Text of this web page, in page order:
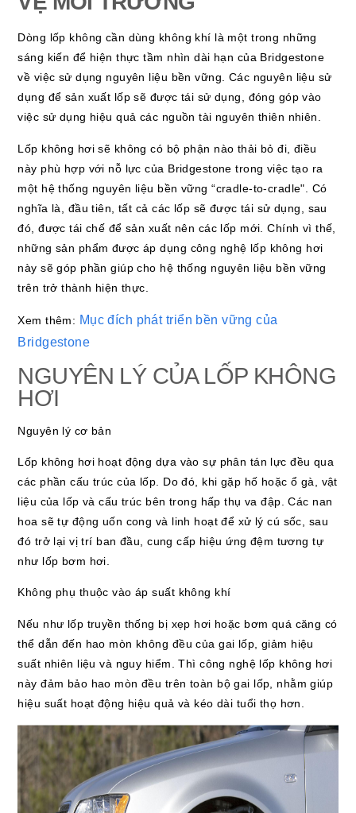
Dòng lốp không cần dùng không khí là một trong những
sáng kiến để hiện thực tầm nhìn dài hạn của Bridgestone
về việc sử dụng nguyên liệu bền vững. Các nguyên liệu sử
dụng để sản xuất lốp sẽ được tái sử dụng, đóng góp vào
việc sử dụng hiệu quả các nguồn tài nguyên thiên nhiên.
Lốp không hơi sẽ không có bộ phận nào thải bỏ đi, điều
này phù hợp với nỗ lực của Bridgestone trong việc tạo ra
một hệ thống nguyên liệu bền vững “cradle-to-cradle". Có
nghĩa là, đầu tiên, tất cả các lốp sẽ được tái sử dụng, sau
đó, được tái chế để sản xuất nên các lốp mới. Chính vì thế,
những sản phẩm được áp dụng công nghệ lốp không hơi
này sẽ góp phần giúp cho hệ thống nguyên liệu bền vững
trên trở thành hiện thực.
Xem thêm: Mục đích phát triển bền vững của
Bridgestone
NGUYÊN LÝ CỦA LỐP KHÔNG
HƠI
Nguyên lý cơ bản
Lốp không hơi hoạt động dựa vào sự phân tán lực đều qua
các phần cấu trúc của lốp. Do đó, khi gặp hố hoặc ổ gà, vật
liệu của lốp và cấu trúc bên trong hấp thụ va đập. Các nan
hoa sẽ tự động uốn cong và linh hoạt để xử lý cú sốc, sau
đó trở lại vị trí ban đầu, cung cấp hiệu ứng đệm tương tự
như lốp bơm hơi.
Không phụ thuộc vào áp suất không khí
Nếu như lốp truyền thống bị xẹp hơi hoặc bơm quá căng có
thể dẫn đến hao mòn không đều của gai lốp, giảm hiệu
suất nhiên liệu và nguy hiểm. Thì công nghệ lốp không hơi
này đảm bảo hao mòn đều trên toàn bộ gai lốp, nhằm giúp
hiệu suất hoạt động hiệu quả và kéo dài tuổi thọ hơn.